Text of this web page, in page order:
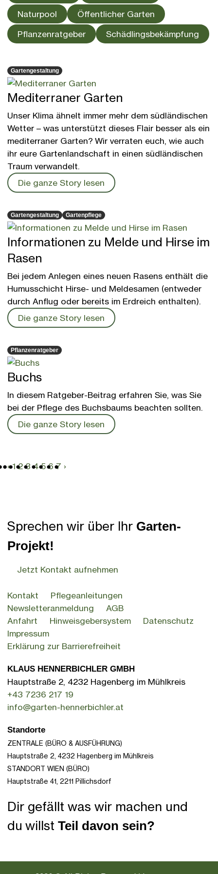
Naturpool
Öffentlicher Garten
Pflanzenratgeber
Schädlingsbekämpfung
Gartengestaltung
Mediterraner Garten
Unser Klima ähnelt immer mehr dem südländischen
Wetter – was unterstützt dieses Flair besser als ein
mediterraner Garten? Wir verraten euch, wie auch
ihr eure Gartenlandschaft in einen südländischen
Traum verwandelt.
Die ganze Story lesen
Gartengestaltung Gartenpflege
Informationen zu Melde und Hirse im
Rasen
Bei jedem Anlegen eines neuen Rasens enthält die
Humusschicht Hirse- und Meldesamen (entweder
durch Anflug oder bereits im Erdreich enthalten).
Die ganze Story lesen
Pflanzenratgeber
Buchs
In diesem Ratgeber-Beitrag erfahren Sie, was Sie
bei der Pflege des Buchsbaums beachten sollten.
Die ganze Story lesen
‹ 1 2 3 4 5 6 7 ›
Sprechen wir über Ihr Garten-
Projekt!
Jetzt Kontakt aufnehmen
Kontakt
Pflegeanleitungen
Newsletteranmeldung
AGB
Anfahrt
Hinweisgebersystem
Datenschutz
Impressum
Erklärung zur Barrierefreiheit
KLAUS HENNERBICHLER GMBH
Hauptstraße 2, 4232 Hagenberg im Mühlkreis
+43 7236 217 19
info@garten-hennerbichler.at
Standorte
ZENTRALE (BÜRO & AUSFÜHRUNG)
Hauptstraße 2, 4232 Hagenberg im Mühlkreis
STANDORT WIEN (BÜRO)
Hauptstraße 41, 2211 Pillichsdorf
Dir gefällt was wir machen und
du willst Teil davon sein?